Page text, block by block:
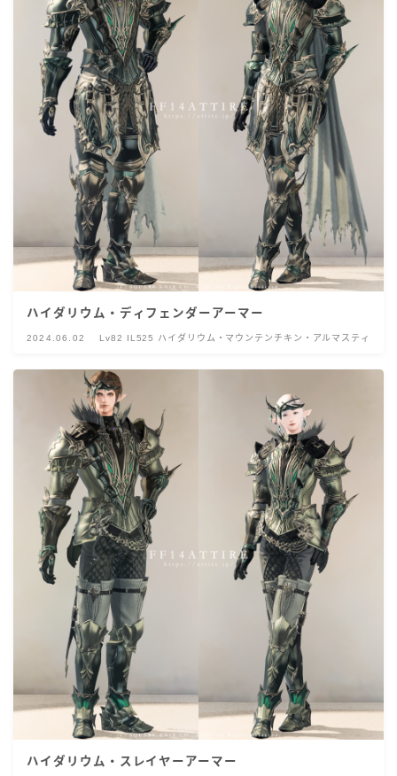
ハイダリウム・ディフェンダーアーマー
2024.06.02 Lv82 IL525 ハイダリウム・マウンテンチキン・アルマスティ
ハイダリウム・スレイヤーアーマー